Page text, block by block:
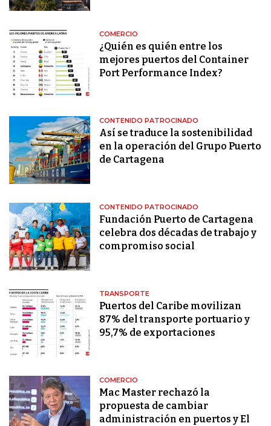
COMERCIO
¿Quién es quién entre los
mejores puertos del Container
Port Performance Index?
CONTENIDO PATROCINADO
Así se traduce la sostenibilidad
en la operación del Grupo Puerto
de Cartagena
CONTENIDO PATROCINADO
Fundación Puerto de Cartagena
celebra dos décadas de trabajo y
compromiso social
TRANSPORTE
Puertos del Caribe movilizan
87% del transporte portuario y
95,7% de exportaciones
COMERCIO
Mac Master rechazó la
propuesta de cambiar
administración en puertos y El